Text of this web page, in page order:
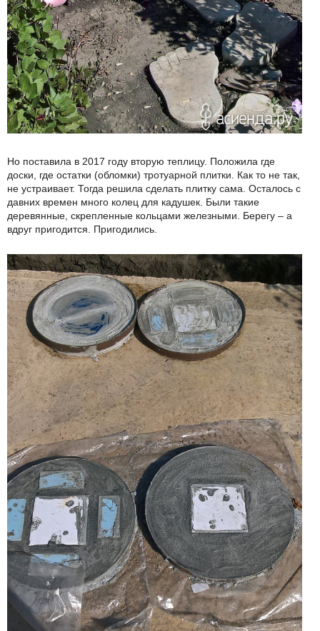
Но поставила в 2017 году вторую теплицу. Положила где
доски, где остатки (обломки) тротуарной плитки. Как то не так,
не устраивает. Тогда решила сделать плитку сама. Осталось с
давних времен много колец для кадушек. Были такие
деревянные, скрепленные кольцами железными. Берегу – а
вдруг пригодится. Пригодились.